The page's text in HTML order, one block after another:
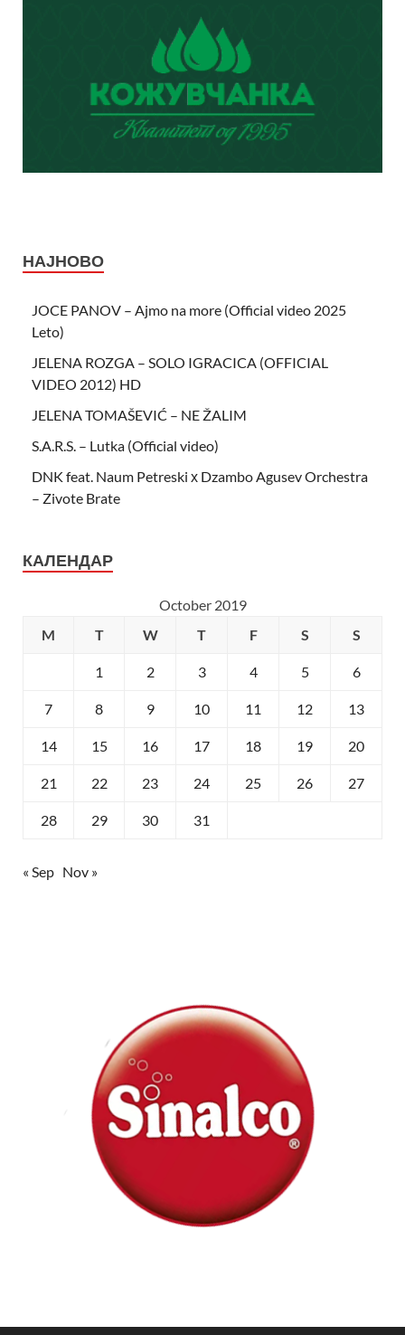
НАЈНОВО
JOCE PANOV – Ajmo na more (Official video 2025
Leto)
JELENA ROZGA – SOLO IGRACICA (OFFICIAL
VIDEO 2012) HD
JELENA TOMAŠEVIĆ – NE ŽALIM
S.A.R.S. – Lutka (Official video)
DNK feat. Naum Petreski х Dzambo Agusev Orchestra
– Zivote Brate
КАЛЕНДАР
October 2019
M
T W T F S S
1 2 3 4 5 6
7 8 9 10 11 12 13
14 15 16 17 18 19 20
21 22 23 24 25 26 27
28 29 30 31
« Sep Nov »